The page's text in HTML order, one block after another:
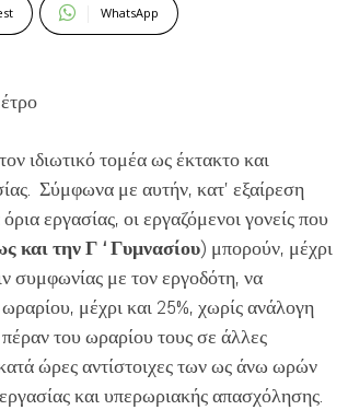
WhatsApp
ιδιωτικό τομέα ως έκτακτο και
Σύμφωνα με αυτήν, κατ’ εξαίρεση
εργασίας, οι εργαζόμενοι γονείς που
και την Γ ‘ Γυμνασίου) μπορούν, μέχρι
συμφωνίας με τον εργοδότη, να
μέχρι και 25%, χωρίς ανάλογη
του ωραρίου τους σε άλλες
ώρες αντίστοιχες των ως άνω ωρών
και υπερωριακής απασχόλησης.